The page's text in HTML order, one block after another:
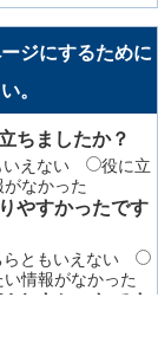
ジにするために
。
ちましたか？
いえない
役に立
なかった
やすかったです
らともいえない
い情報がなかった
やすかったです